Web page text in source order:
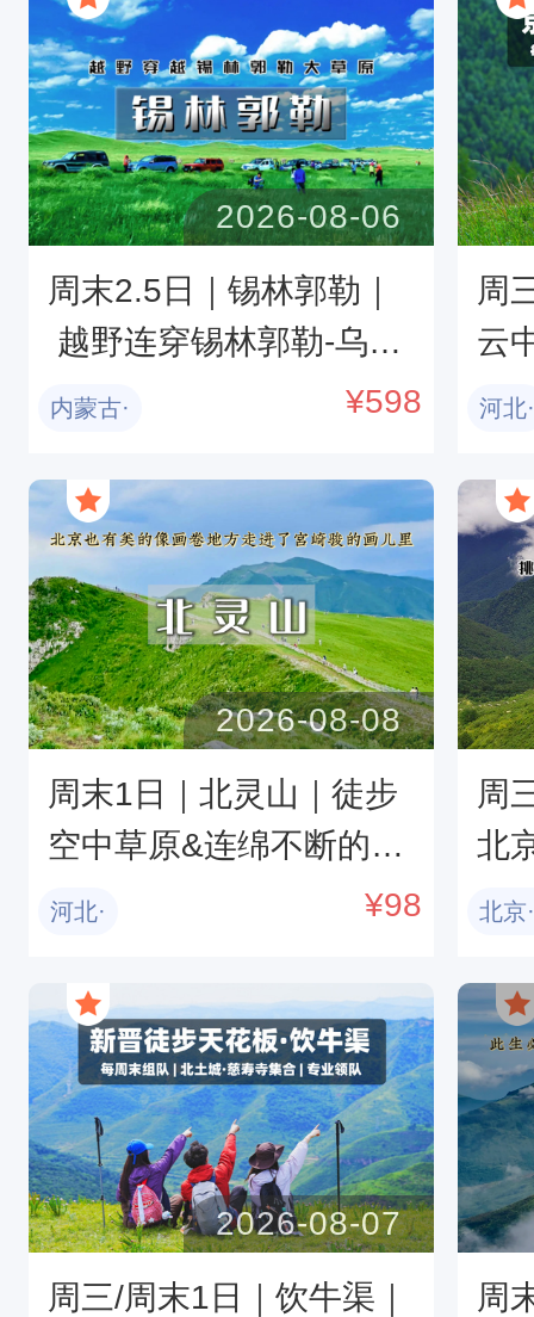
周末2.5日｜锡林郭勒｜
越野连穿锡林郭勒-乌兰
布统无人区-浑善达克沙
晚会
2026-08-06
内蒙古· ¥598
周
云
0
河北·
周末1日｜北灵山｜徒步
空中草原&连绵不断的群
山峻峻，一望无际的高山
初级>
2026-08-08
河北· ¥98
周
北
西
北京
周三/周末1日｜饮牛渠｜
2026-08-07
周